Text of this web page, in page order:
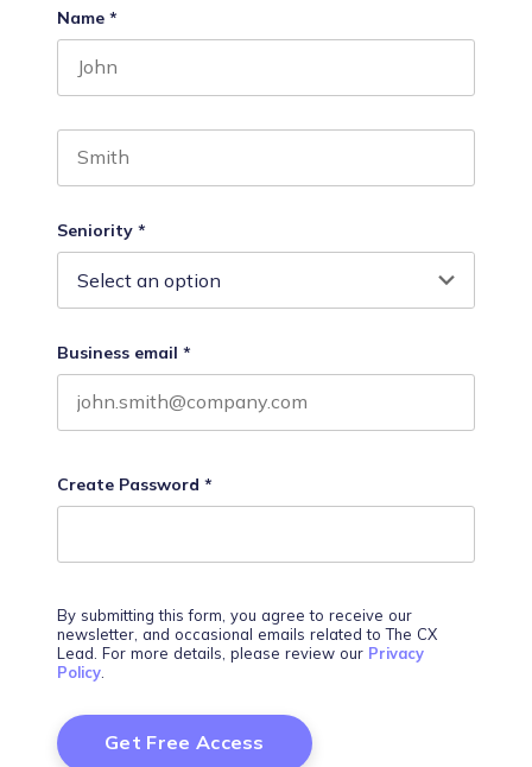
Name *
Seniority *
Business email *
Create Password *
By submitting this form, you agree to receive our
newsletter, and occasional emails related to The CX
Lead. For more details, please review our Privacy
Policy.